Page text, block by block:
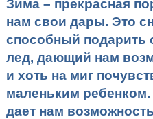
Зима – прекрасная
нам свои дары. Это
способный подарить
лед, дающий нам
и хоть на миг
маленьким
дает нам